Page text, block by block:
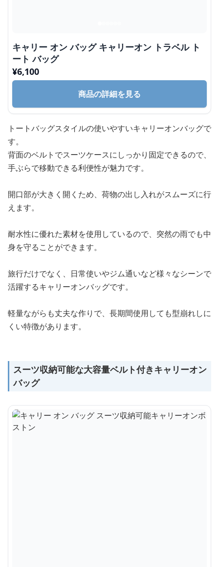
キャリー オン バッグ キャリーオン トラベル ト
ート バッグ
¥6,100
商品の詳細を見る
トートバッグスタイルの使いやすいキャリーオンバッグで
す。
背面のベルトでスーツケースにしっかり固定できるので、
手ぶらで移動できる利便性が魅力です。
開口部が大きく開くため、荷物の出し入れがスムーズに行
えます。
耐水性に優れた素材を使用しているので、突然の雨でも中
身を守ることができます。
旅行だけでなく、日常使いやジム通いなど様々なシーンで
活躍するキャリーオンバッグです。
軽量ながらも丈夫な作りで、長期間使用しても型崩れしに
くい特徴があります。
スーツ収納可能な大容量ベルト付きキャリーオン
バッグ